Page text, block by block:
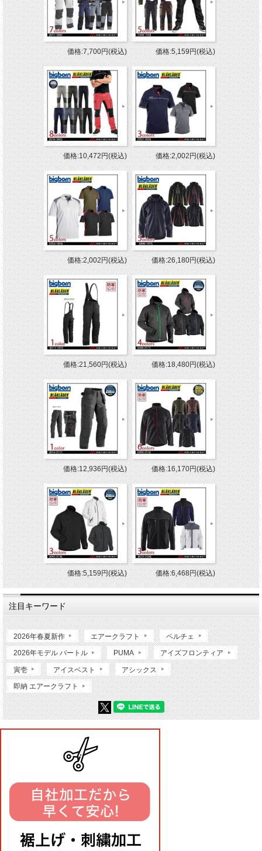
価格:7,700円(税込) 価格:5,159円(税込)
価格:10,472円(税込) 価格:2,002円(税込)
価格:2,002円(税込) 価格:26,180円(税込)
価格:21,560円(税込) 価格:18,480円(税込)
価格:12,936円(税込) 価格:16,170円(税込)
価格:5,159円(税込) 価格:6,468円(税込)
注目キーワード
2026年春夏新作 エアークラフト ペルチェ
2026年モデル バートル PUMA アイズフロンティア
寅壱 アイスベスト アシックス
即納 エアークラフト